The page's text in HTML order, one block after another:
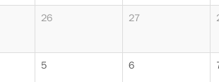
26 27
5 6